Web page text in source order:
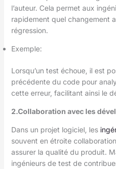
l’auteur. Cela permet aux
rapidement quel changement
régression.
Exemple:
Lorsqu’un test échoue, il est
précédente du code pour
cette erreur, facilitant ainsi le
2.Collaboration avec les
Dans un projet logiciel, les
souvent en étroite
assurer la qualité du produit.
ingénieurs de test de